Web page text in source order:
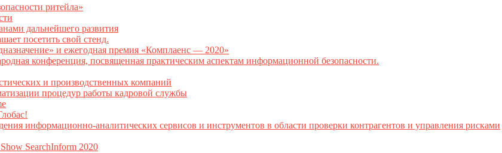
ритейла»
дальнейшего развития
посетить свой стенд.
и ежегодная премия «Комплаенс — 2020»
конференция, посвященная практическим аспектам информационной безопасности.
и производственных компаний
процедур работы кадровой службы
информационно-аналитических сервисов и инструментов в области проверки контрагентов и управления рисками
SearchInform 2020